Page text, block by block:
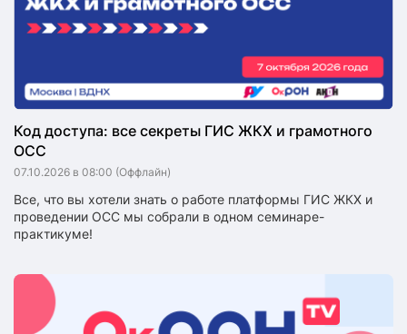
Код доступа: все секреты ГИС ЖКХ и грамотного
ОСС
07.10.2026 в 08:00 (Оффлайн)
Все, что вы хотели знать о работе платформы ГИС ЖКХ и
проведении ОСС мы собрали в одном семинаре-
практикуме!